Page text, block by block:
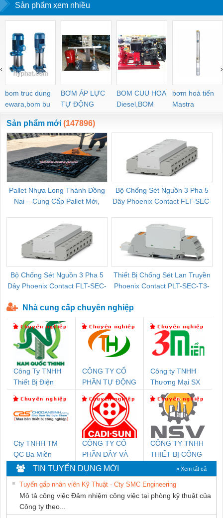
Sản phẩm xem nhiều
bom truc dung
ewara,bom bu
ewara
BƠM ÁP LỰC
TỰ ĐỘNG
BOM CUU HOA
Diesel,BOM
CHUA CHAY
bơm hoả tiển
Mastra
‹ ›
Sản phẩm mới (147896)
Pallet Nhựa Long Thành Đồng
Nai – Cung Cấp Pallet Mới,
Bộ Chống Sét Nguồn 3 Pha 5
Dây Phoenix Contact FLT-SEC-
Bộ Chống Sét Nguồn 3 Pha 5
Dây Phoenix Contact FLT-SEC-
Thiết Bị Chống Sét Lan Truyền
Phoenix Contact PLT-SEC-T3-
Nhà cung cấp chuyên nghiệp
Công Ty TNHH
Thiết Bị Điện
CÔNG TY CỔ
PHẦN TỰ ĐỘNG
TIẾN HƯNG
Công ty TNHH
Thương Mại SX
Ba Miền
Cty TNHH TM
QC Ba Miền
CÔNG TY CỔ
PHẦN DÂY VÀ
CÁP ĐIỆN
THƯỢNG ĐÌNH
CÔNG TY TNHH
THIẾT BỊ CÔNG
NGHIỆP NIHON
SETSUBI VIỆT
NAM
TIN TUYỂN DỤNG MỚI » Xem tất cả
Tuyển gấp nhân viên Kỹ Thuật - Cty SMC Engineering
Mô tả công việc Đảm nhiệm công việc tại phòng kỹ thuật của
Công ty theo...